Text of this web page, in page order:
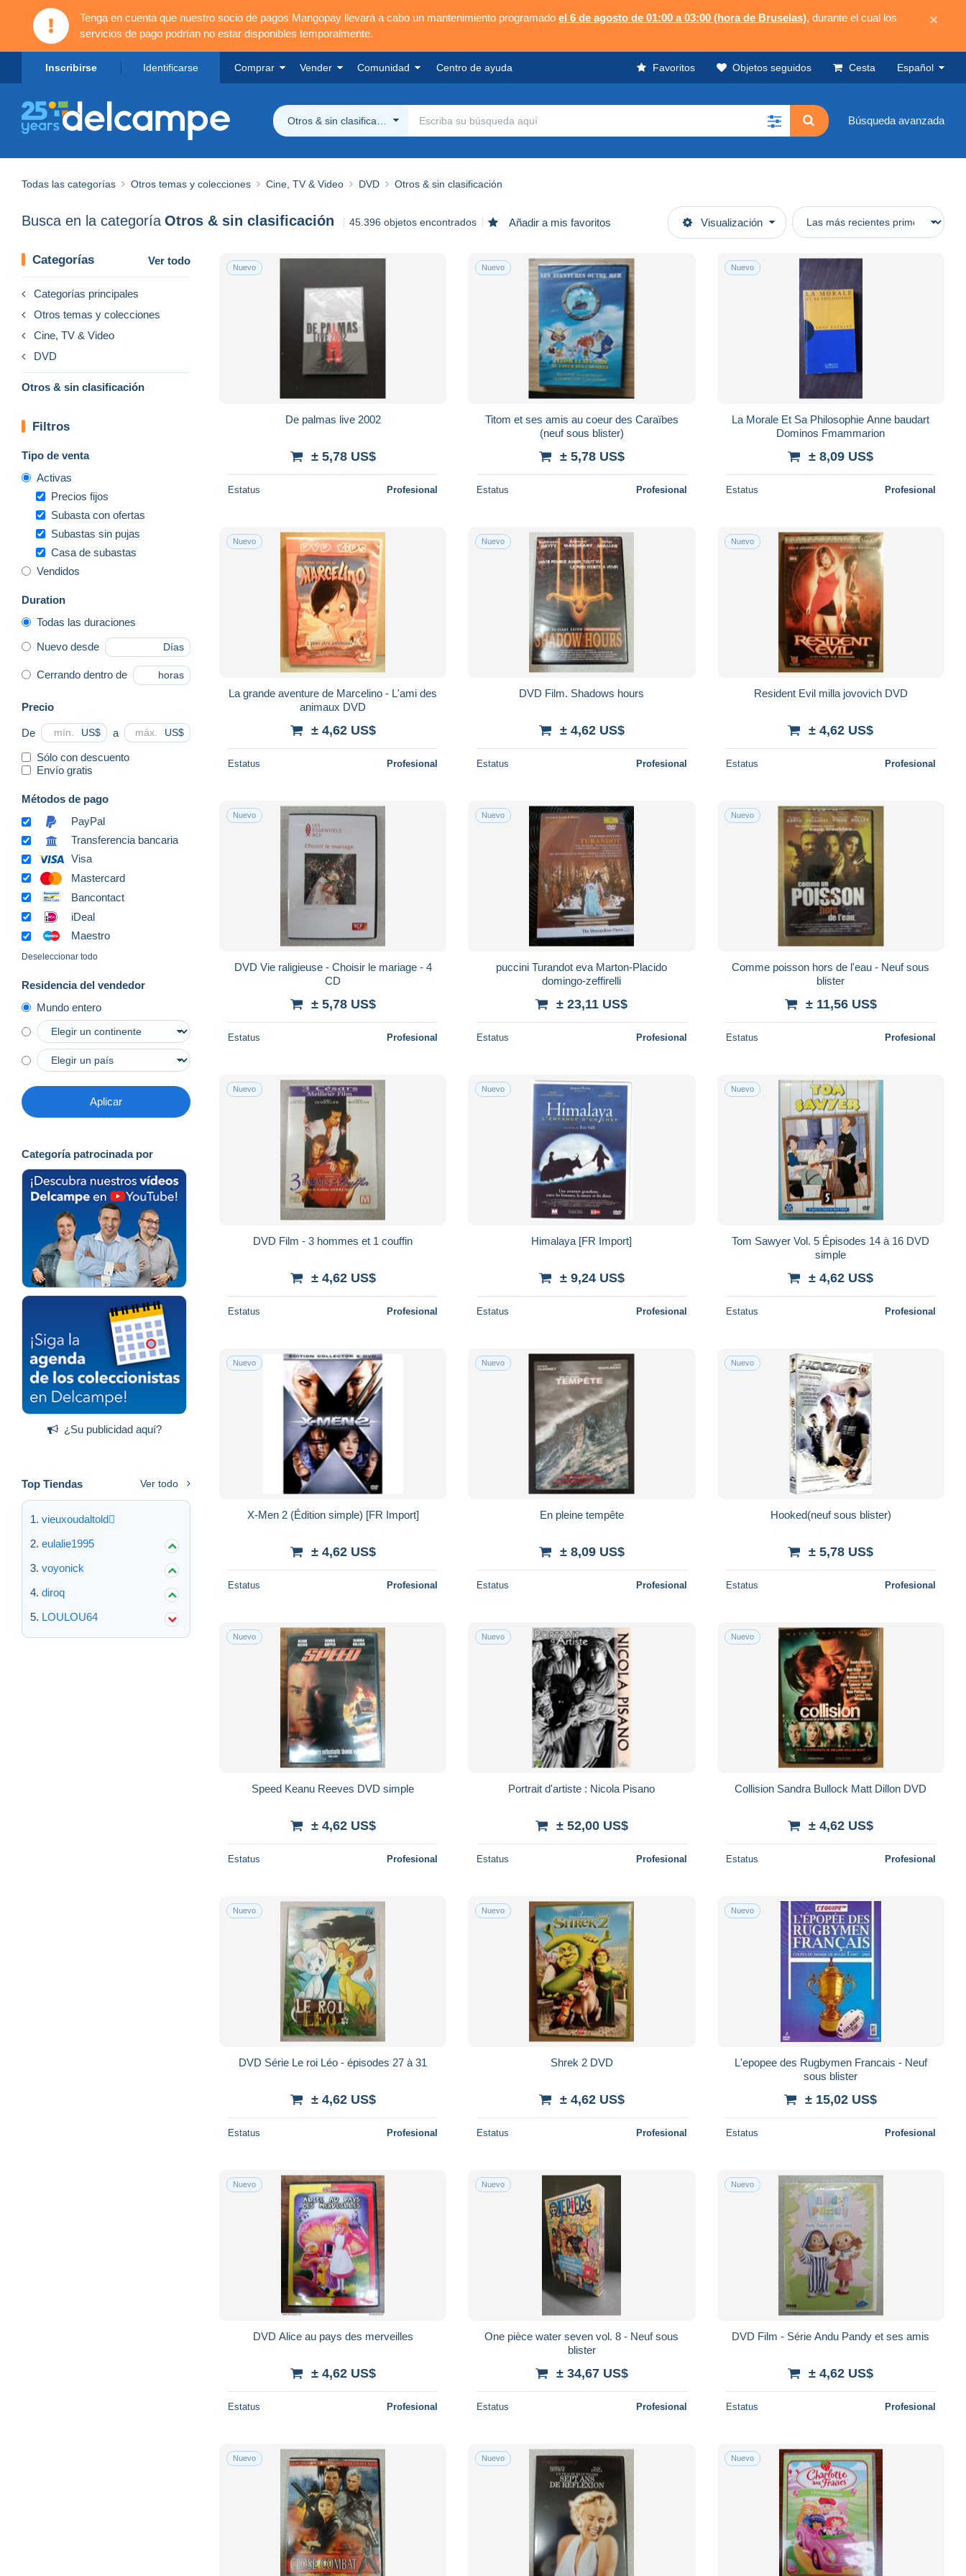
Tenga en cuenta que nuestro socio de pagos Mangopay llevará a cabo un mantenimiento programado el 6 de agosto de 01:00 a 03:00 (hora de Bruselas), durante el cual los
servicios de pago podrían no estar disponibles temporalmente.
×
Inscribirse Identificarse Comprar Vender Comunidad Centro de ayuda Favoritos Objetos seguidos Cesta Español
Otros & sin clasificación Búsqueda avanzada
Todas las categorías Otros temas y colecciones Cine, TV & Video DVD Otros & sin clasificación
Busca en la categoría Otros & sin clasificación 45.396 objetos encontrados Añadir a mis favoritos Visualización
Categorías Ver todo
Categorías principales
Otros temas y colecciones
Cine, TV & Video
DVD
Otros & sin clasificación
Filtros
Tipo de venta
Activas
Precios fijos
Subasta con ofertas
Subastas sin pujas
Casa de subastas
Vendidos
Duration
Todas las duraciones
Nuevo desde Días
Cerrando dentro de horas
Precio
De US$ a US$
Sólo con descuento
Envío gratis
Métodos de pago
PayPal
Transferencia bancaria
Visa
Mastercard
Bancontact
iDeal
Maestro
Deseleccionar todo
Residencia del vendedor
Mundo entero
Aplicar
Categoría patrocinada por
¿Su publicidad aquí?
Top Tiendas Ver todo
vieuxoudaltold
eulalie1995
voyonick
diroq
LOULOU64
Nuevo
De palmas live 2002
± 5,78 US$
Estatus Profesional
Nuevo
Titom et ses amis au coeur des Caraïbes
(neuf sous blister)
± 5,78 US$
Estatus Profesional
Nuevo
La Morale Et Sa Philosophie Anne baudart
Dominos Fmammarion
± 8,09 US$
Estatus Profesional
Nuevo
La grande aventure de Marcelino - L'ami des
animaux DVD
± 4,62 US$
Estatus Profesional
Nuevo
DVD Film. Shadows hours
± 4,62 US$
Estatus Profesional
Nuevo
Resident Evil milla jovovich DVD
± 4,62 US$
Estatus Profesional
Nuevo
DVD Vie raligieuse - Choisir le mariage - 4
CD
± 5,78 US$
Estatus Profesional
Nuevo
puccini Turandot eva Marton-Placido
domingo-zeffirelli
± 23,11 US$
Estatus Profesional
Nuevo
Comme poisson hors de l'eau - Neuf sous
blister
± 11,56 US$
Estatus Profesional
Nuevo
DVD Film - 3 hommes et 1 couffin
± 4,62 US$
Estatus Profesional
Nuevo
Himalaya [FR Import]
± 9,24 US$
Estatus Profesional
Nuevo
Tom Sawyer Vol. 5 Épisodes 14 à 16 DVD
simple
± 4,62 US$
Estatus Profesional
Nuevo
X-Men 2 (Édition simple) [FR Import]
± 4,62 US$
Estatus Profesional
Nuevo
En pleine tempête
± 8,09 US$
Estatus Profesional
Nuevo
Hooked(neuf sous blister)
± 5,78 US$
Estatus Profesional
Nuevo
Speed Keanu Reeves DVD simple
± 4,62 US$
Estatus Profesional
Nuevo
Portrait d'artiste : Nicola Pisano
± 52,00 US$
Estatus Profesional
Nuevo
Collision Sandra Bullock Matt Dillon DVD
± 4,62 US$
Estatus Profesional
Nuevo
DVD Série Le roi Léo - épisodes 27 à 31
± 4,62 US$
Estatus Profesional
Nuevo
Shrek 2 DVD
± 4,62 US$
Estatus Profesional
Nuevo
L'epopee des Rugbymen Francais - Neuf
sous blister
± 15,02 US$
Estatus Profesional
Nuevo
DVD Alice au pays des merveilles
± 4,62 US$
Estatus Profesional
Nuevo
One pièce water seven vol. 8 - Neuf sous
blister
± 34,67 US$
Estatus Profesional
Nuevo
DVD Film - Série Andu Pandy et ses amis
± 4,62 US$
Estatus Profesional
Nuevo Nuevo Nuevo